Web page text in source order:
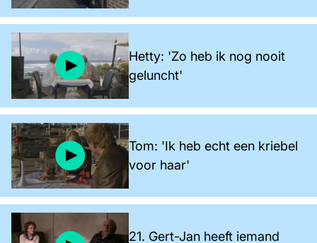
Hetty: 'Zo heb ik nog nooit
geluncht'
Tom: 'Ik heb echt een kriebel
voor haar'
21. Gert-Jan heeft iemand